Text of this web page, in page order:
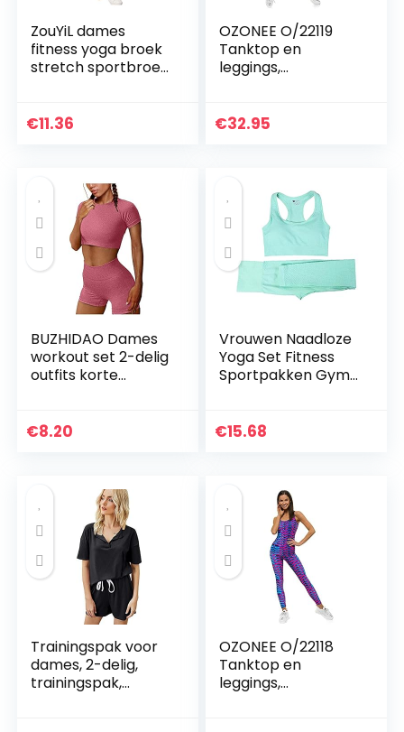
ZouYiL dames
fitness yoga broek
stretch sportbroek
in volledige lengte…
€11.36
OZONEE O/22119
Tanktop en
leggings,
sportlegging,
€32.95
BUZHIDAO Dames
workout set 2-delig
outfits korte
taille yoga shorts
€8.20
Vrouwen Naadloze
Yoga Set Fitness
Sportpakken Gym
Shirts Hoge Taille
€15.68
Trainingspak voor
dames, 2-delig,
trainingspak,
OZONEE O/22118
Tanktop en
leggings,